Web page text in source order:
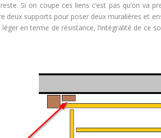
Si on coupe ces liens c’est pas qu’on va
deux supports pour poser deux muralières et
léger en terme de résistance, l’intégralité de ce